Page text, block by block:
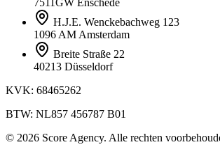
7511GW Enschede
H.J.E. Wenckebachweg 123
1096 AM Amsterdam
Breite Straße 22
40213 Düsseldorf
KVK: 68465262
BTW: NL857 456787 B01
© 2026 Score Agency. Alle rechten